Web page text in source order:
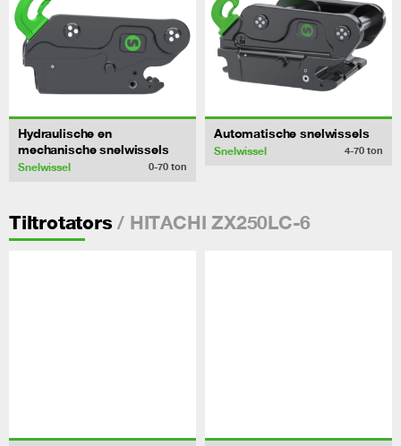
Hydraulische en
mechanische snelwissels
Snelwissel 0-70 ton
Automatische snelwissels
Snelwissel 4-70 ton
Tiltrotators / HITACHI ZX250LC-6